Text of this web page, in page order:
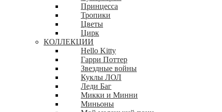
Принцесса
Тропики
Цветы
Цирк
КОЛЛЕКЦИИ
Hello Kitty
Гарри Поттер
Звездные войны
Куклы ЛОЛ
Леди Баг
Микки и Минни
Миньоны